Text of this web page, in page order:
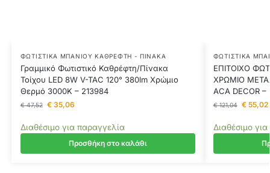
ΦΩΤΙΣΤΙΚΆ ΜΠΆΝΙΟΥ ΚΑΘΡΈΦΤΗ - ΠΊΝΑΚΑ
Γραμμικό Φωτιστικό Καθρέφτη/Πίνακα
Τοίχου LED 8W V-TAC 120° 380lm Χρώμιο
Θερμό 3000K – 213984
€47,52 €35,06
Διαθέσιμο για παραγγελία
Προσθήκη στο καλάθι
ΦΩΤΙΣΤΙΚΆ
ΕΠΙΤΟΙΧΟ
ΧΡΩΜΙΟ
ACA DECOR –
€121,04 €55,02
Διαθέσιμο